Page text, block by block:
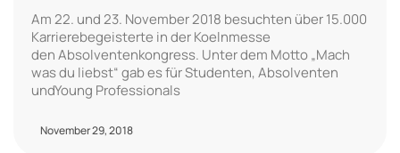
Am 22. und 23. November 2018 besuchten über 15.000
Karrierebegeisterte in der Koelnmesse
den Absolventenkongress. Unter dem Motto „Mach
was du liebst“ gab es für Studenten, Absolventen
undYoung Professionals
November 29, 2018